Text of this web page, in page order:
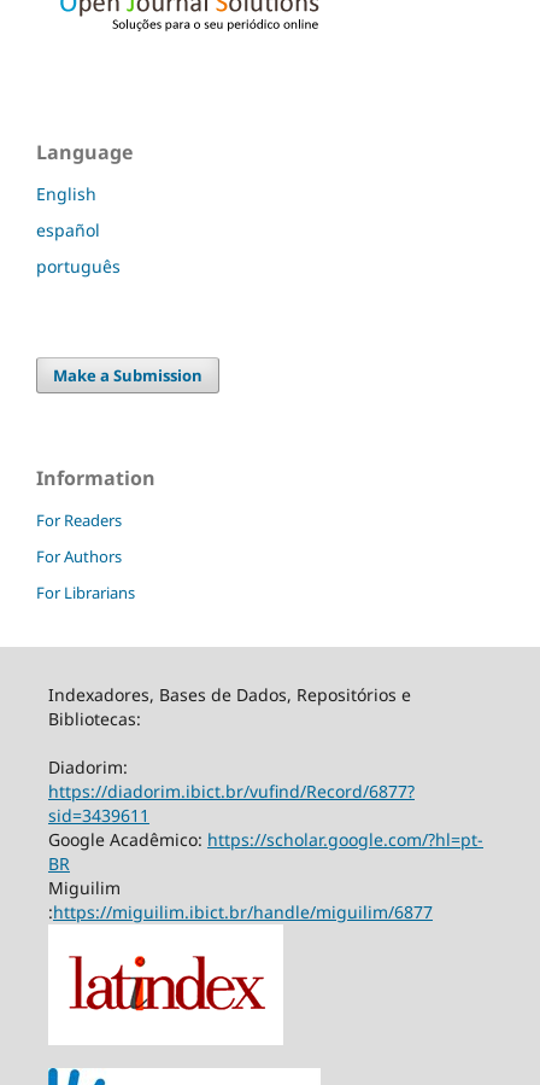
Language
English
español
português
Make a Submission
Information
For Readers
For Authors
For Librarians
Indexadores, Bases de Dados, Repositórios e
Bibliotecas:
Diadorim:
https://diadorim.ibict.br/vufind/Record/6877?
sid=3439611
Google Acadêmico: https://scholar.google.com/?hl=pt-
BR
Miguilim
:https://miguilim.ibict.br/handle/miguilim/6877